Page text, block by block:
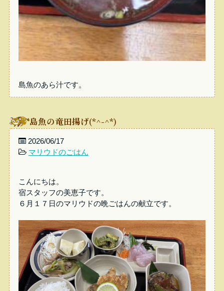
島魚のあら汁です。
島魚の竜田揚げ(*^-^*)
2026/06/17
マリウドのごはん
こんにちは。
宿スタッフの美恵子です。
６月１７日のマリウドの晩ごはんの献立です。